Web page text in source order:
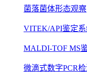
菌落菌体形态观察
VITEK/API鉴定
MALDI-TOF MS
微滴式数字PCR检